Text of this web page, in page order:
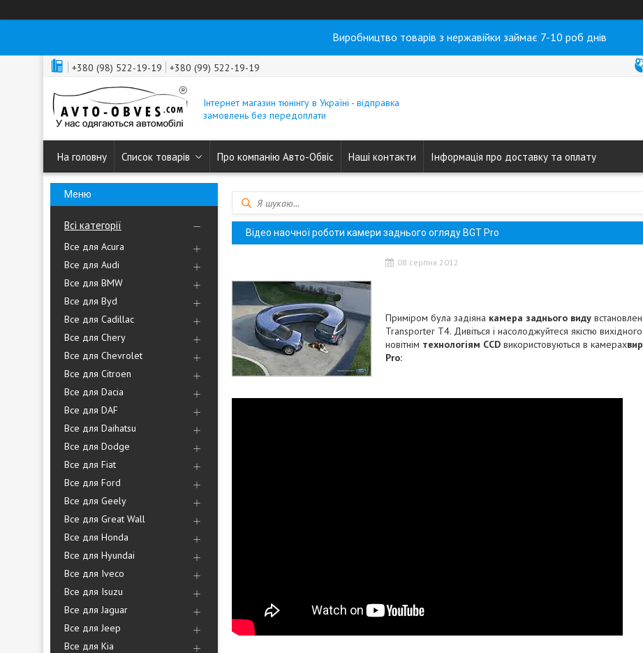
Виробництво товарів з нержавійки займає 7-10 роб днів
+380 (98) 522-19-19 +380 (99) 522-19-19
Інтернет магазин тюнінгу в Україні - відправка
замовлень без передоплати
На головну Список товарів Про компанію Авто-Обвіс Наші контакти Інформація про доставку та оплату
Всі категорії
Все для Acura
Все для Audi
Все для BMW
Все для Byd
Все для Cadillac
Все для Chery
Все для Chevrolet
Все для Citroen
Все для Dacia
Все для DAF
Все для Daihatsu
Все для Dodge
Все для Fiat
Все для Ford
Все для Geely
Все для Great Wall
Все для Honda
Все для Hyundai
Все для Iveco
Все для Isuzu
Все для Jaguar
Все для Jeep
Все для Kia
Відео наочної роботи камери заднього огляду BGT Pro
08 серпня 2012
Приміром була задіяна камера заднього виду
Transporter T4. Дивіться і насолоджуйтеся якістю
новітнім технологіям CCD використовуються в камерах
Pro: